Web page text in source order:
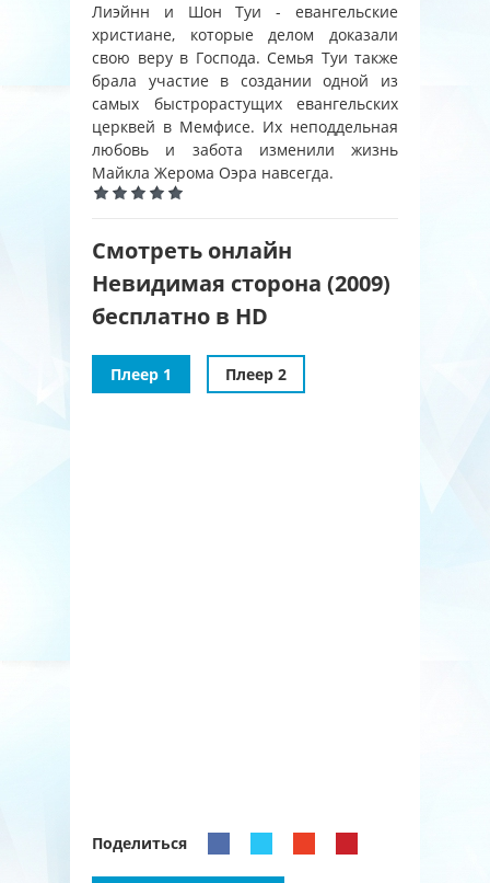
Лиэйнн и Шон Туи - евангельские
христиане, которые делом доказали
свою веру в Господа. Семья Туи также
брала участие в создании одной из
самых быстрорастущих евангельских
церквей в Мемфисе. Их неподдельная
любовь и забота изменили жизнь
Майкла Жерома Оэра навсегда.
Смотреть онлайн
Невидимая сторона (2009)
бесплатно в HD
Плеер 1 Плеер 2
Поделиться